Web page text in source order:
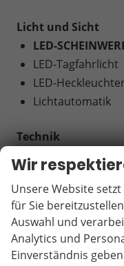
Licht und Sicht
LED-
LED-Tagfahrlicht
LED-
Lichtautomatik
Technik
6-Gang-
Servolenkung
ZV mit Funk-
Wir
Unsere Website
für Sie
Auswahl und
Analytics und
Einverständnis